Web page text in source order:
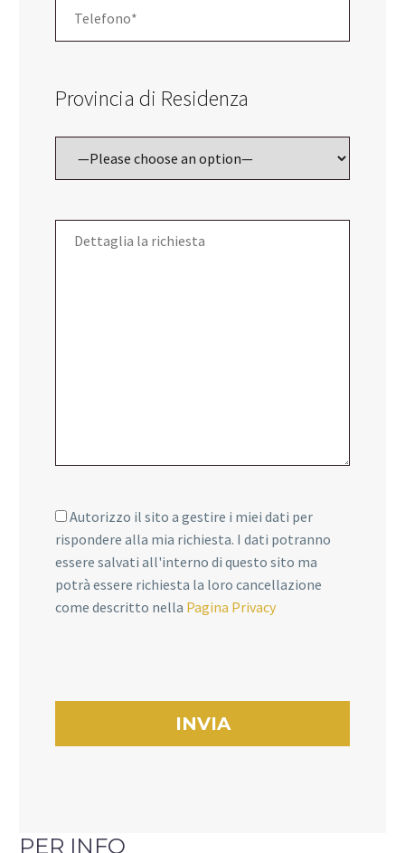
Provincia di Residenza
Autorizzo il sito a gestire i miei dati per
rispondere alla mia richiesta. I dati potranno
essere salvati all'interno di questo sito ma
potrà essere richiesta la loro cancellazione
come descritto nella Pagina Privacy
PER INFO